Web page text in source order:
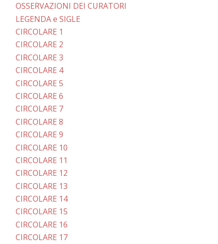
OSSERVAZIONI DEI CURATORI
LEGENDA e SIGLE
CIRCOLARE 1
CIRCOLARE 2
CIRCOLARE 3
CIRCOLARE 4
CIRCOLARE 5
CIRCOLARE 6
CIRCOLARE 7
CIRCOLARE 8
CIRCOLARE 9
CIRCOLARE 10
CIRCOLARE 11
CIRCOLARE 12
CIRCOLARE 13
CIRCOLARE 14
CIRCOLARE 15
CIRCOLARE 16
CIRCOLARE 17